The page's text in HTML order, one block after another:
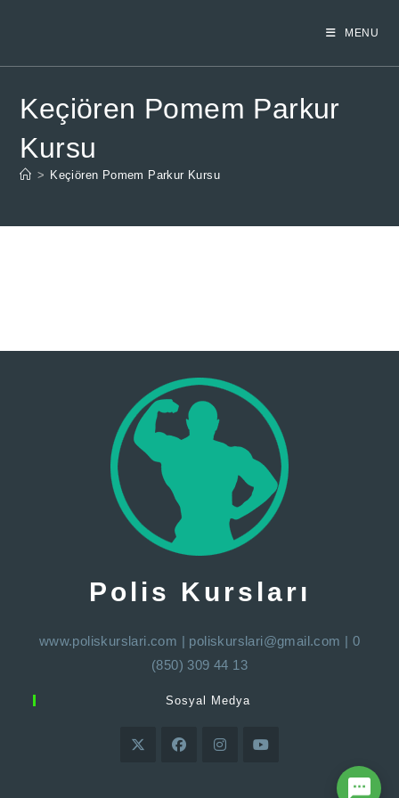
MENU
Keçiören Pomem Parkur
Kursu
> Keçiören Pomem Parkur Kursu
Polis Kursları
www.poliskurslari.com | poliskurslari@gmail.com | 0
(850) 309 44 13
Sosyal Medya